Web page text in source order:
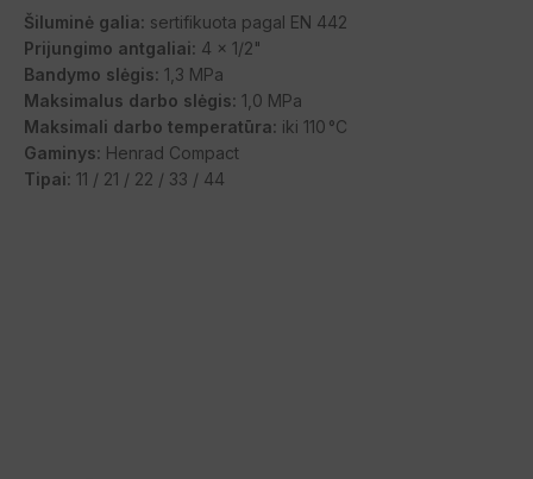
Šiluminė galia: sertifikuota pagal EN 442
Prijungimo antgaliai: 4 x 1/2"
Bandymo slėgis: 1,3 MPa
Maksimalus darbo slėgis: 1,0 MPa
Maksimali darbo temperatūra: iki 110 °C
Gaminys: Henrad Compact
Tipai: 11 / 21 / 22 / 33 / 44